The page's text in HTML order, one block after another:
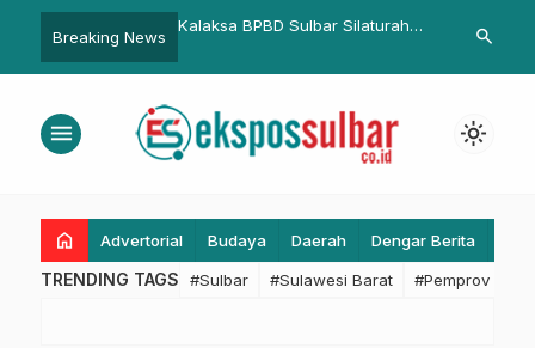
Breaking News
Polman, Matangkan
Kesiapsiagaan
DPRD Sulbar Bersama Dinkes dan
Strategi Penurunan Stunting dan
Keamanan
Stakeholder
search
menu light_mode
home Advertorial Budaya Daerah Dengar Berita
TRENDING TAGS #Sulbar #Sulawesi Barat #Pemprov